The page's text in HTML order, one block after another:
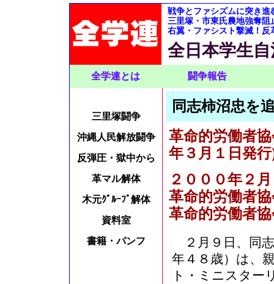
戦争とファシズムに突き
三里塚・市東氏農地強奪阻
右翼・ファシスト撃滅！
全日本学生
全学連とは 闘争報告
三里塚闘争
沖縄人民解放闘争
反弾圧・獄中から
革マル解体
木元ｸﾞﾙｰﾌﾟ解体
資料室
書籍・パンフ
同志柿沼忠を
革命的労働者
年３月１日発
２０００年２
革命的労働者
革命的労働者
２月９日、同
年４８歳）は、
ト・ミニスター